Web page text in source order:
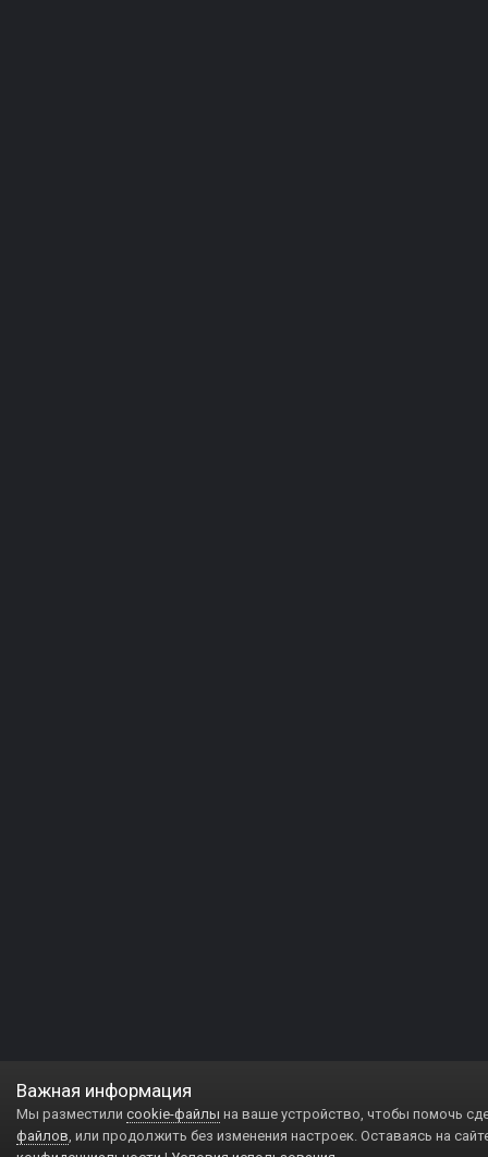
Важная информация
Мы разместили cookie-файлы на ваше устройство, чтобы помочь
файлов, или продолжить без изменения настроек. Оставаясь на